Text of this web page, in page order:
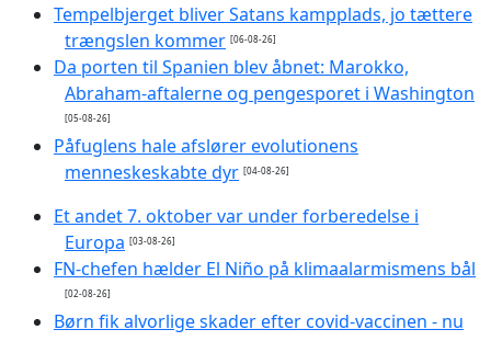
Tempelbjerget bliver Satans kampplads, jo tættere
trængslen kommer [06-08-26]
Da porten til Spanien blev åbnet: Marokko,
Abraham-aftalerne og pengesporet i Washington
[05-08-26]
Påfuglens hale afslører evolutionens
menneskeskabte dyr [04-08-26]
Et andet 7. oktober var under forberedelse i
Europa [03-08-26]
FN-chefen hælder El Niño på klimaalarmismens bål
[02-08-26]
Børn fik alvorlige skader efter covid-vaccinen - nu